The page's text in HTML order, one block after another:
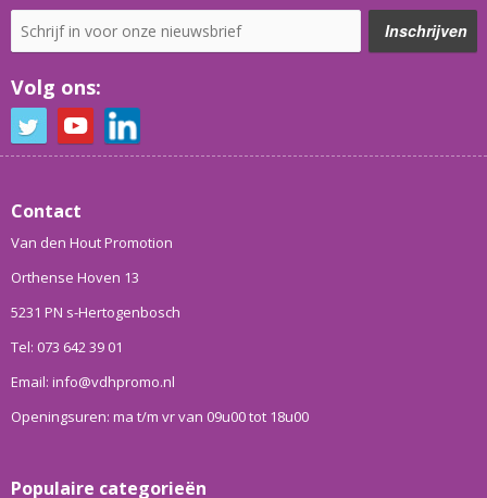
Volg ons:
Contact
Van den Hout Promotion
Orthense Hoven 13
5231 PN s-Hertogenbosch
Tel: 073 642 39 01
Email: info@vdhpromo.nl
Openingsuren: ma t/m vr van 09u00 tot 18u00
Populaire categorieën